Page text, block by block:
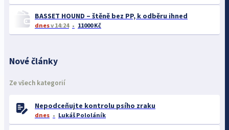
BASSET HOUND – štěně bez PP, k odběru ihned
dnesv 14:24 11000 Kč
Nové články
Ze všech kategorií
Nepodceňujte kontrolu psího zraku
dnes Lukáš Pololáník